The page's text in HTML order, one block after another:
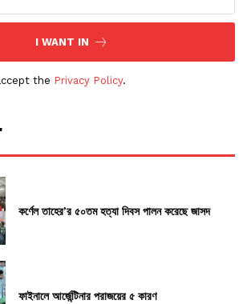
I WANT IN
the Privacy Policy.
কর্ণেল তাহের’র ৫০তম হত্যা দিবস পালন করেছে জাসদ
ফাইনালে আর্জেন্টিনার পরাজয়ের ৫ কারণ